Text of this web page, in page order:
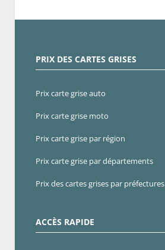
PRIX DES CARTES GRISES
Prix carte grise auto
Prix carte grise moto
Prix carte grise par région
Prix carte grise par départements
Prix des cartes grises par préfectures
ACCÈS RAPIDE